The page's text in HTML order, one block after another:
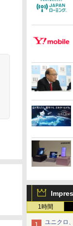
1時間
ユニクロ